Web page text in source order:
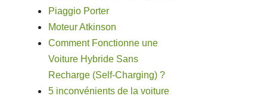
Piaggio Porter
Moteur Atkinson
Comment Fonctionne une
Voiture Hybride Sans
Recharge (Self-Charging) ?
5 inconvénients de la voiture